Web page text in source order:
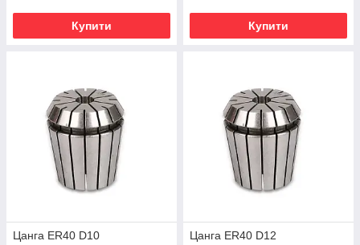
Купити Купити
Цанга ER40 D10
Цанга ER40 D12